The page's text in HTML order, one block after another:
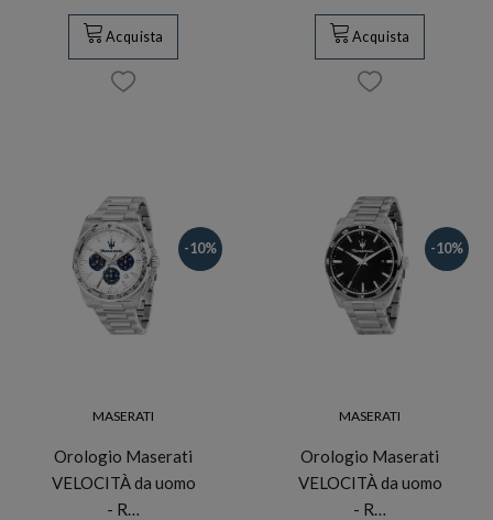
Acquista Acquista
-10%
MASERATI
Orologio Maserati
VELOCITÀ da uomo
- R…
-10%
MASERATI
Orologio Maserati
VELOCITÀ da uomo
- R…